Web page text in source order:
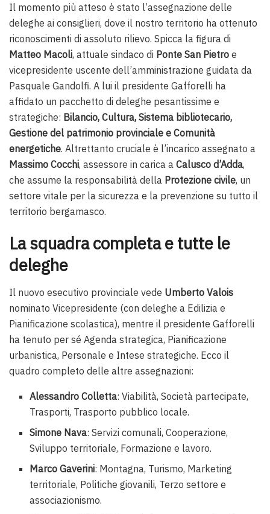
Il momento più atteso è stato l’assegnazione delle
deleghe ai consiglieri, dove il nostro territorio ha ottenuto
riconoscimenti di assoluto rilievo. Spicca la figura di
Matteo Macoli, attuale sindaco di Ponte San Pietro e
vicepresidente uscente dell’amministrazione guidata da
Pasquale Gandolfi. A lui il presidente Gafforelli ha
affidato un pacchetto di deleghe pesantissime e
strategiche: Bilancio, Cultura, Sistema bibliotecario,
Gestione del patrimonio provinciale e Comunità
energetiche. Altrettanto cruciale è l’incarico assegnato a
Massimo Cocchi, assessore in carica a Calusco d’Adda,
che assume la responsabilità della Protezione civile, un
settore vitale per la sicurezza e la prevenzione su tutto il
territorio bergamasco.
La squadra completa e tutte le
deleghe
Il nuovo esecutivo provinciale vede Umberto Valois
nominato Vicepresidente (con deleghe a Edilizia e
Pianificazione scolastica), mentre il presidente Gafforelli
ha tenuto per sé Agenda strategica, Pianificazione
urbanistica, Personale e Intese strategiche. Ecco il
quadro completo delle altre assegnazioni:
Alessandro Colletta: Viabilità, Società partecipate,
Trasporti, Trasporto pubblico locale.
Simone Nava: Servizi comunali, Cooperazione,
Sviluppo territoriale, Formazione e lavoro.
Marco Gaverini: Montagna, Turismo, Marketing
territoriale, Politiche giovanili, Terzo settore e
associazionismo.